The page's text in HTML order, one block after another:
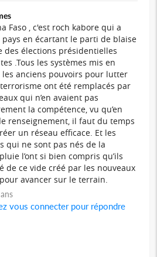
Faso , c'est roch kabore qui a
en écartant le parti de blaise
des élections présidentielles
.Tous les systèmes mis en
les anciens pouvoirs pour lutter
ont été remplacés par
qui n’en avaient pas
la compétence, vu qu’en
renseignement, il faut du temps
un réseau efficace. Et les
qui ne sont pas nés de la
l’ont si bien compris qu’ils
de ce vide créé par les nouveaux
avancer sur le terrain.
ans
vous connecter pour répondre